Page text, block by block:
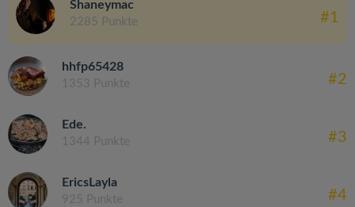
Shaneymac
2285 Punkte #1
hhfp65428
1353 Punkte #2
Ede.
1344 Punkte #3
EricsLayla
925 Punkte #4